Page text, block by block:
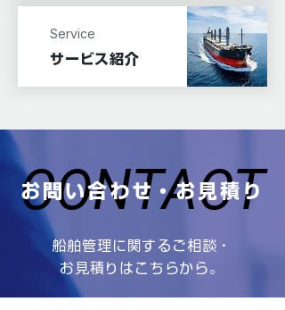
Service
サービス紹介
CONTACT
CONTACT
お問い合わせ・お見積り
船舶管理に関するご相談・
お見積りはこちらから。